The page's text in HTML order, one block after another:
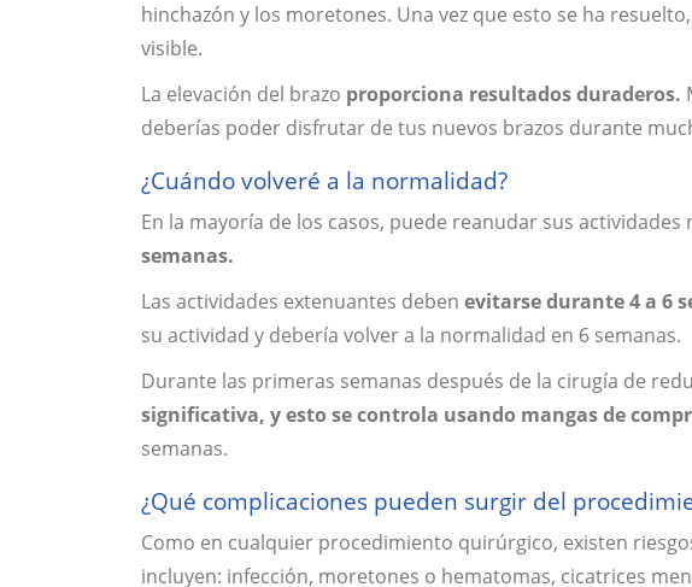
hinchazón y los moretones. Una vez que esto se ha
visible.
La elevación del brazo proporciona resultados duraderos.
deberías poder disfrutar de tus nuevos brazos durante
¿Cuándo volveré a la normalidad?
En la mayoría de los casos, puede reanudar sus actividades
semanas.
Las actividades extenuantes deben evitarse durante 4 a 6
su actividad y debería volver a la normalidad en 6 semanas.
Durante las primeras semanas después de la cirugía de
significativa, y esto se controla usando mangas de
semanas.
¿Qué complicaciones pueden surgir del
Como en cualquier procedimiento quirúrgico, existen
incluyen: infección, moretones o hematomas, cicatrices